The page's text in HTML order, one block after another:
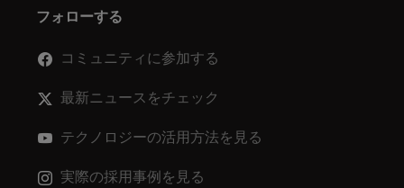
フォローする
コミュニティに参加する
最新ニュースをチェック
テクノロジーの活用方法を見る
実際の採用事例を見る